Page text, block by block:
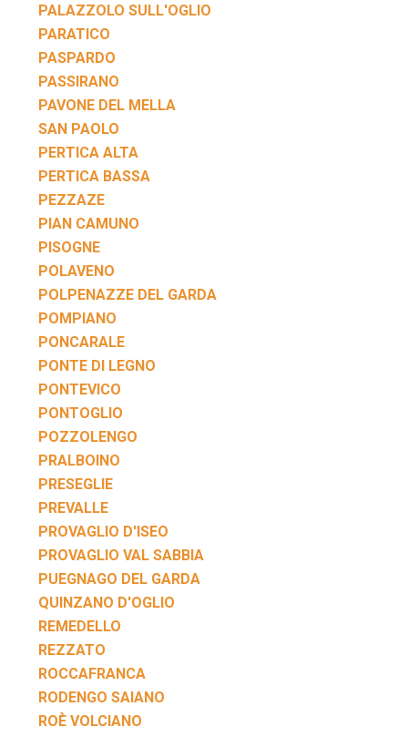
PALAZZOLO SULL'OGLIO
PARATICO
PASPARDO
PASSIRANO
PAVONE DEL MELLA
SAN PAOLO
PERTICA ALTA
PERTICA BASSA
PEZZAZE
PIAN CAMUNO
PISOGNE
POLAVENO
POLPENAZZE DEL GARDA
POMPIANO
PONCARALE
PONTE DI LEGNO
PONTEVICO
PONTOGLIO
POZZOLENGO
PRALBOINO
PRESEGLIE
PREVALLE
PROVAGLIO D'ISEO
PROVAGLIO VAL SABBIA
PUEGNAGO DEL GARDA
QUINZANO D'OGLIO
REMEDELLO
REZZATO
ROCCAFRANCA
RODENGO SAIANO
ROÈ VOLCIANO